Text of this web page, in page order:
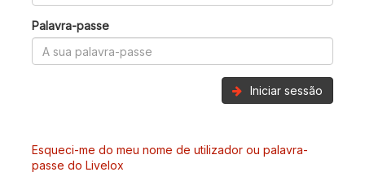
Palavra-passe
Iniciar sessão
Esqueci-me do meu nome de utilizador ou palavra-
passe do Livelox